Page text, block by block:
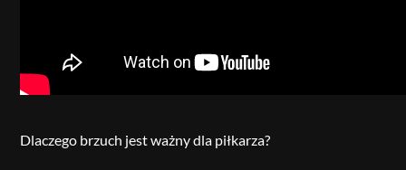
Dlaczego brzuch jest ważny dla piłkarza?